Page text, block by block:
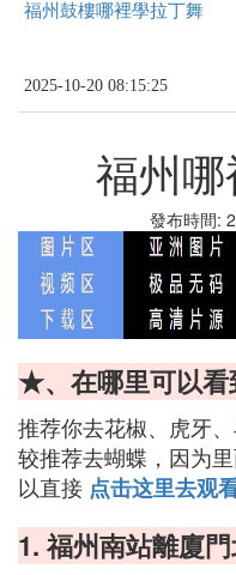
福州鼓樓哪裡學拉丁舞
2025-10-20 08:15:25
福州
發布時間:
★、在哪里可以看
推荐你去花椒、虎牙
较推荐去蝴蝶，因为
以直接 点击这里去观
1. 福州南站離廈